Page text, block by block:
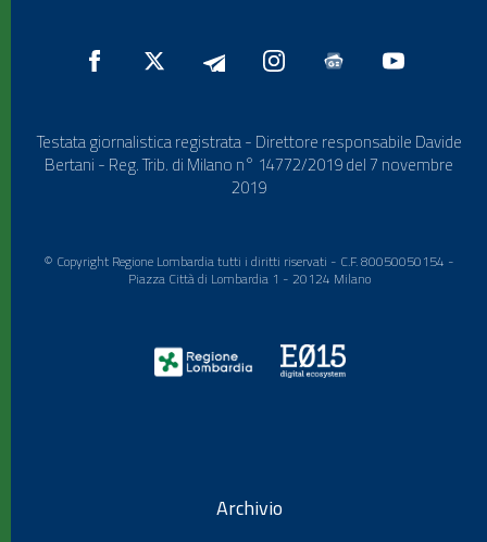
Testata giornalistica registrata - Direttore responsabile Davide
Bertani - Reg. Trib. di Milano n° 14772/2019 del 7 novembre
2019
© Copyright Regione Lombardia tutti i diritti riservati - C.F. 80050050154 -
Piazza Città di Lombardia 1 - 20124 Milano
Archivio